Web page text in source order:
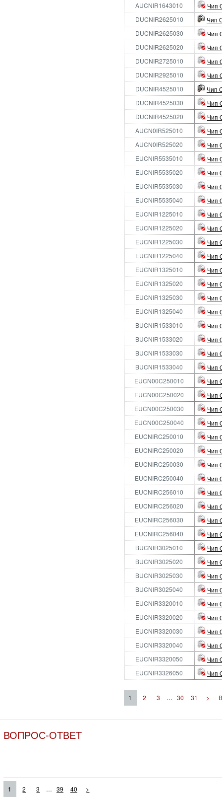
AUCNIR1643010
Чип
DUCNIR2625010
Чип
DUCNIR2625030
Чип
DUCNIR2625020
Чип
DUCNIR2725010
Чип
DUCNIR2925010
Чип
DUCNIR4525010
Чип
DUCNIR4525030
Чип
DUCNIR4525020
Чип
AUCN0IR525010
Чип
AUCN0IR525020
Чип
EUCNIR5535010
Чип
EUCNIR5535020
Чип
EUCNIR5535030
Чип
EUCNIR5535040
Чип
EUCNIR1225010
Чип
EUCNIR1225020
Чип
EUCNIR1225030
Чип
EUCNIR1225040
Чип
EUCNIR1325010
Чип
EUCNIR1325020
Чип
EUCNIR1325030
Чип
EUCNIR1325040
Чип
BUCNIR1533010
Чип
BUCNIR1533020
Чип
BUCNIR1533030
Чип
BUCNIR1533040
Чип
EUCN00C250010
Чип
EUCN00C250020
Чип
EUCN00C250030
Чип
EUCN00C250040
Чип
EUCNIRC250010
Чип
EUCNIRC250020
Чип
EUCNIRC250030
Чип
EUCNIRC250040
Чип
EUCNIRC256010
Чип
EUCNIRC256020
Чип
EUCNIRC256030
Чип
EUCNIRC256040
Чип
BUCNIR3025010
Чип
BUCNIR3025020
Чип
BUCNIR3025030
Чип
BUCNIR3025040
Чип
EUCNIR3320010
Чип
EUCNIR3320020
Чип
EUCNIR3320030
Чип
EUCNIR3320040
Чип
EUCNIR3320050
Чип
EUCNIR3326050
Чип
1 2 3 ... 30 31 >
ВОПРОС-ОТВЕТ
1 2 3 ... 39 40 >